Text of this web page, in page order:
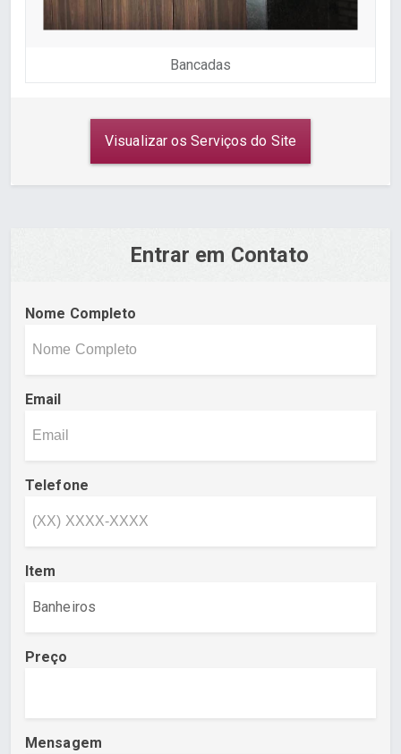
Bancadas
Visualizar os Serviços do Site
Entrar em Contato
Nome Completo
Email
Telefone
Item
Preço
Mensagem